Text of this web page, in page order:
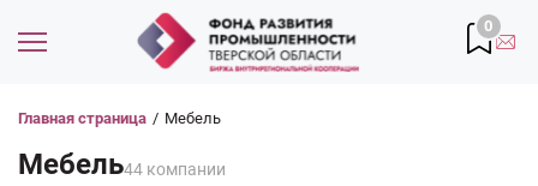
0
Главная страница / Мебель
Мебель44 компании